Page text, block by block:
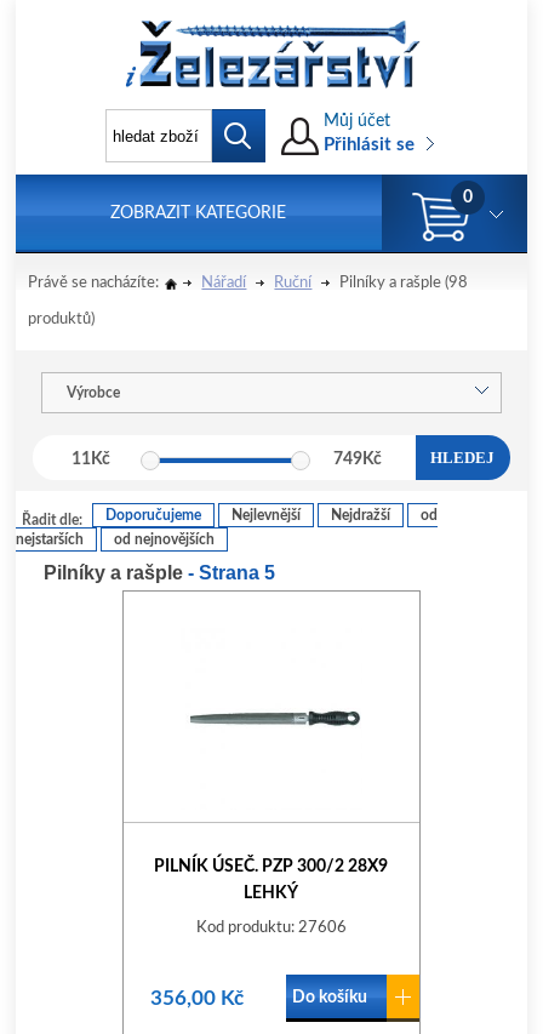
Můj účet
Přihlásit se
ZOBRAZIT KATEGORIE
0
Právě se nacházíte: Nářadí Ruční Pilníky a rašple (98
produktů)
Výrobce
11Kč 749 Kč HLEDEJ
Řadit dle: Doporučujeme Nejlevnější Nejdražší
od
nejstarších
od nejnovějších
Pilníky a rašple - Strana 5
PILNÍK ÚSEČ. PZP 300/2 28X9
LEHKÝ
Kod produktu: 27606
356,00 Kč Do košíku